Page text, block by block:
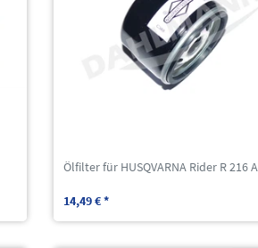
Ölfilter für HUSQVARNA Rider R 216
14,49 € *